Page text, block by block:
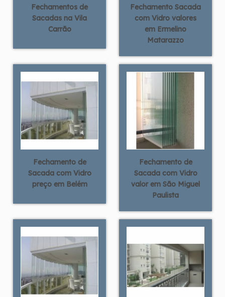
Fechamentos de
Sacadas na Vila
Carrão
Fechamento Sacada
com Vidro valores
em Ermelino
Matarazzo
Fechamento de
Sacada com Vidro
preço em Belém
Fechamento de
Sacada com Vidro
valor em São Miguel
Paulista